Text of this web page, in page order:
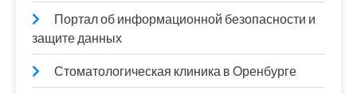
Портал об информационной безопасности и
защите данных
Стоматологическая клиника в Оренбурге